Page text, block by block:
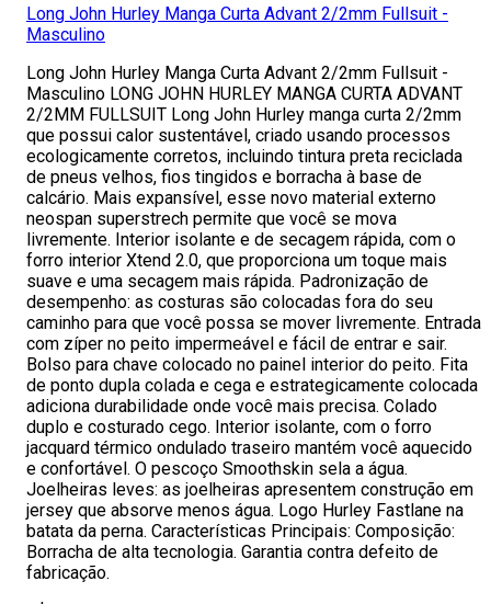
Long John Hurley Manga Curta Advant 2/2mm Fullsuit -
Masculino
Long John Hurley Manga Curta Advant 2/2mm Fullsuit -
Masculino LONG JOHN HURLEY MANGA CURTA ADVANT
2/2MM FULLSUIT Long John Hurley manga curta 2/2mm
que possui calor sustentável, criado usando processos
ecologicamente corretos, incluindo tintura preta reciclada
de pneus velhos, fios tingidos e borracha à base de
calcário. Mais expansível, esse novo material externo
neospan superstrech permite que você se mova
livremente. Interior isolante e de secagem rápida, com o
forro interior Xtend 2.0, que proporciona um toque mais
suave e uma secagem mais rápida. Padronização de
desempenho: as costuras são colocadas fora do seu
caminho para que você possa se mover livremente. Entrada
com zíper no peito impermeável e fácil de entrar e sair.
Bolso para chave colocado no painel interior do peito. Fita
de ponto dupla colada e cega e estrategicamente colocada
adiciona durabilidade onde você mais precisa. Colado
duplo e costurado cego. Interior isolante, com o forro
jacquard térmico ondulado traseiro mantém você aquecido
e confortável. O pescoço Smoothskin sela a água.
Joelheiras leves: as joelheiras apresentem construção em
jersey que absorve menos água. Logo Hurley Fastlane na
batata da perna. Características Principais: Composição:
Borracha de alta tecnologia. Garantia contra defeito de
fabricação.